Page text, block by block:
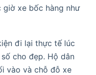
giờ xe bốc hàng như
đi lại thực tế lúc
cho đẹp. Hộ dân
vào và chỗ đỗ xe